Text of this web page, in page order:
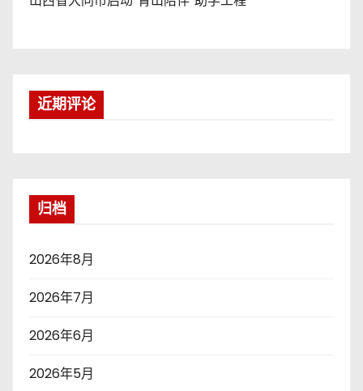
近期评论
归档
2026年8月
2026年7月
2026年6月
2026年5月